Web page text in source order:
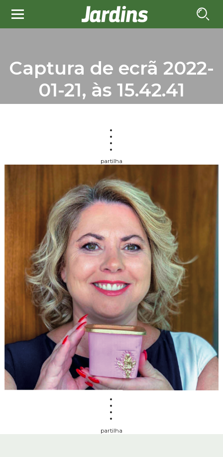
Captura de ecrã 2022-
01-21, às 15.42.41
partilha
partilha